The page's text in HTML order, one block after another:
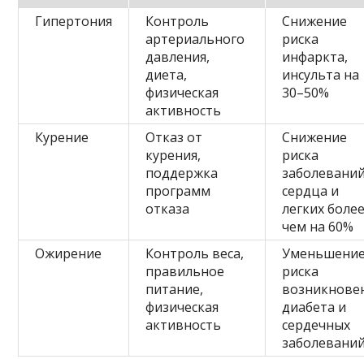
Гипертония
Контроль
артериального
давления,
диета,
физическая
активность
Снижение
риска
инфаркта,
инсульта на
30–50%
Курение
Отказ от
курения,
поддержка
программ
отказа
Снижение
риска
сердца и
легких
чем на 60%
Ожирение
Контроль веса,
правильное
питание,
физическая
активность
риска
диабета и
сердечных